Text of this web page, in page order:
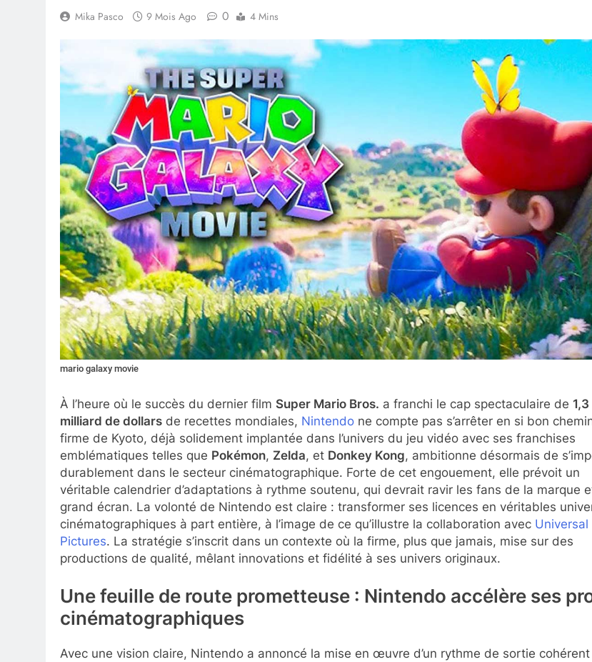
Mika Pasco 9 Mois Ago 0 4 Mins
mario galaxy movie
À l’heure où le succès du dernier film Super Mario Bros. a franchi le cap spectaculaire de 1,3
milliard de dollars de recettes mondiales, Nintendo ne compte pas s’arrêter en si bon
firme de Kyoto, déjà solidement implantée dans l’univers du jeu vidéo avec ses franchises
emblématiques telles que Pokémon, Zelda, et Donkey Kong, ambitionne désormais de
durablement dans le secteur cinématographique. Forte de cet engouement, elle prévoit un
véritable calendrier d’adaptations à rythme soutenu, qui devrait ravir les fans de la marque
grand écran. La volonté de Nintendo est claire : transformer ses licences en véritables
cinématographiques à part entière, à l’image de ce qu’illustre la collaboration avec Universal
Pictures. La stratégie s’inscrit dans un contexte où la firme, plus que jamais, mise sur des
productions de qualité, mêlant innovations et fidélité à ses univers originaux.
Une feuille de route prometteuse : Nintendo accélère ses
cinématographiques
Avec une vision claire, Nintendo a annoncé la mise en œuvre d’un rythme de sortie